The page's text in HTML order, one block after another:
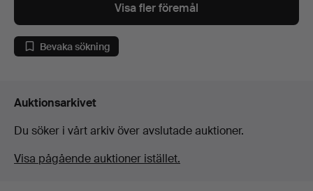
Visa fler föremål
Bevaka sökning
Auktionsarkivet
Du söker i vårt arkiv över avslutade auktioner.
Visa pågående auktioner istället.